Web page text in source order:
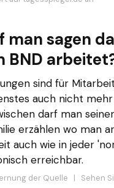
man sagen
BND
sind für
auch nicht
darf man
erzählen wo man
auch wie in jeder
erreichbar.
der Quelle | Sehen